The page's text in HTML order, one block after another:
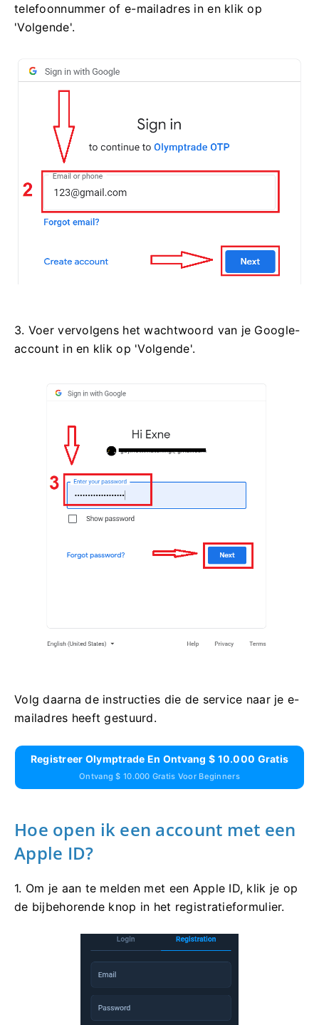
telefoonnummer of e-mailadres in en klik op
'Volgende'.
3. Voer vervolgens het wachtwoord van je Google-
account in en klik op 'Volgende'.
Volg daarna de instructies die de service naar je e-
mailadres heeft gestuurd.
Registreer Olymptrade En Ontvang $ 10.000 Gratis
Ontvang $ 10.000 Gratis Voor Beginners
Hoe open ik een account met een
Apple ID?
1. Om je aan te melden met een Apple ID, klik je op
de bijbehorende knop in het registratieformulier.